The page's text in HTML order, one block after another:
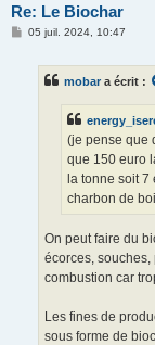
Re: Le Biochar
M05 juil. 2024, 10:47
mobar a écrit :
(je pense que
que 150 euro
la tonne soit
charbon de
On peut faire du
écorces,
combustion car
Les fines de
sous forme de